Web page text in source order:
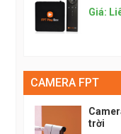
Giá:
CAMERA FPT
trời